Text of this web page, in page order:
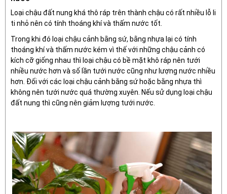
Loại chậu đất nung khá thô ráp trên thành chậu có rất nhiều lỗ li
ti nhỏ nên có tính thoáng khí và thấm nước tốt.
Trong khi đó loại chậu cảnh bằng sứ, bằng nhựa lại có tính
thoáng khí và thấm nước kém vì thế với những chậu cảnh có
kích cỡ giống nhau thì loại chậu có bề mặt khô ráp nên tưới
nhiều nước hơn và số lần tưới nước cũng như lượng nước nhiều
hơn. Đối với các loại chậu cảnh bằng sứ hoặc bằng nhựa thì
không nên tưới nước quá thường xuyên. Nếu sử dụng loại chậu
đất nung thì cũng nên giảm lượng tưới nước.